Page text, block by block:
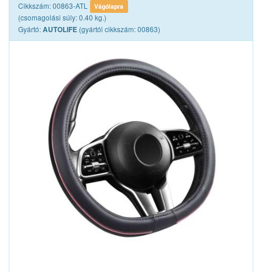
Cikkszám: 00863-ATL Vágólapra
(csomagolási súly: 0.40 kg.)
Gyártó:AUTOLIFE (gyártói cikkszám: 00863)